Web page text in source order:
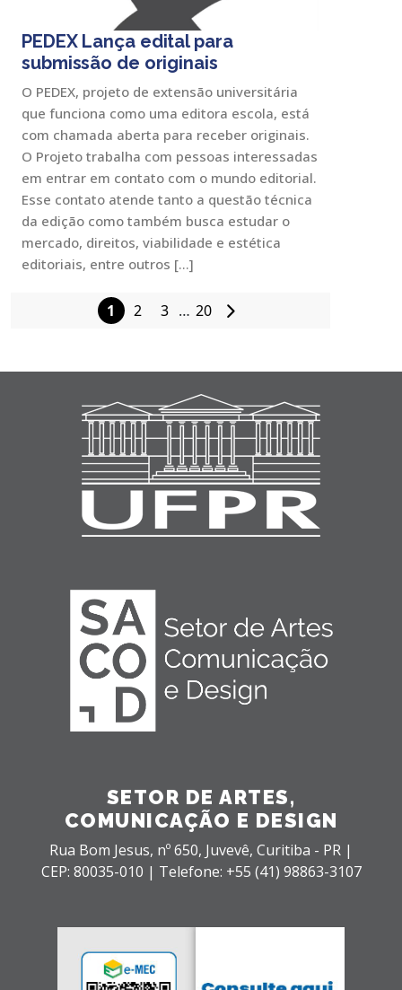
PEDEX Lança edital para
submissão de originais
O PEDEX, projeto de extensão universitária
que funciona como uma editora escola, está
com chamada aberta para receber originais.
O Projeto trabalha com pessoas interessadas
em entrar em contato com o mundo editorial.
Esse contato atende tanto a questão técnica
da edição como também busca estudar o
mercado, direitos, viabilidade e estética
editoriais, entre outros […]
1 2 3 … 20
SETOR DE ARTES,
COMUNICAÇÃO E DESIGN
Rua Bom Jesus, nº 650, Juvevê, Curitiba - PR |
CEP: 80035-010 | Telefone: +55 (41) 98863-3107